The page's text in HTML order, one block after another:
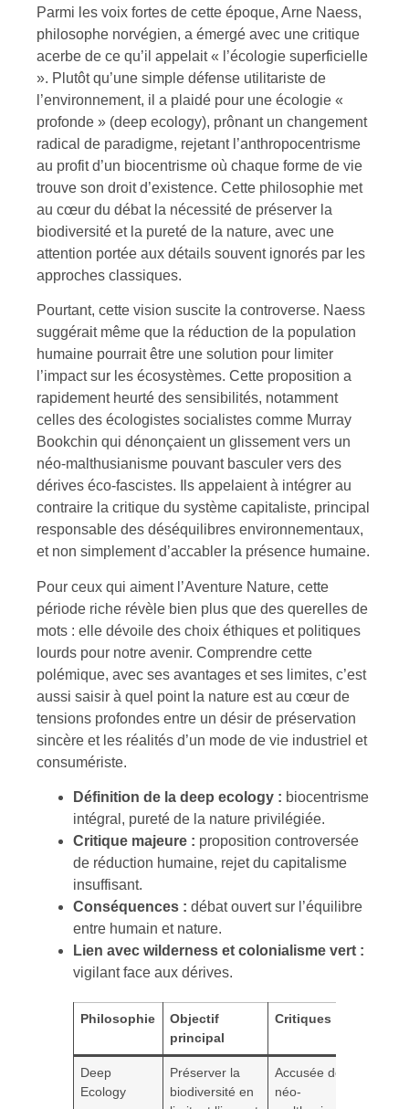
Parmi les voix fortes de cette époque, Arne Naess,
philosophe norvégien, a émergé avec une critique
acerbe de ce qu’il appelait « l’écologie superficielle
». Plutôt qu’une simple défense utilitariste de
l’environnement, il a plaidé pour une écologie «
profonde » (deep ecology), prônant un changement
radical de paradigme, rejetant l’anthropocentrisme
au profit d’un biocentrisme où chaque forme de vie
trouve son droit d’existence. Cette philosophie met
au cœur du débat la nécessité de préserver la
biodiversité et la pureté de la nature, avec une
attention portée aux détails souvent ignorés par les
approches classiques.
Pourtant, cette vision suscite la controverse. Naess
suggérait même que la réduction de la population
humaine pourrait être une solution pour limiter
l’impact sur les écosystèmes. Cette proposition a
rapidement heurté des sensibilités, notamment
celles des écologistes socialistes comme Murray
Bookchin qui dénonçaient un glissement vers un
néo-malthusianisme pouvant basculer vers des
dérives éco-fascistes. Ils appelaient à intégrer au
contraire la critique du système capitaliste, principal
responsable des déséquilibres environnementaux,
et non simplement d’accabler la présence humaine.
Pour ceux qui aiment l’Aventure Nature, cette
période riche révèle bien plus que des querelles de
mots : elle dévoile des choix éthiques et politiques
lourds pour notre avenir. Comprendre cette
polémique, avec ses avantages et ses limites, c’est
aussi saisir à quel point la nature est au cœur de
tensions profondes entre un désir de préservation
sincère et les réalités d’un mode de vie industriel et
consumériste.
Définition de la deep ecology : biocentrisme
intégral, pureté de la nature privilégiée.
Critique majeure : proposition controversée
de réduction humaine, rejet du capitalisme
insuffisant.
Conséquences : débat ouvert sur l’équilibre
entre humain et nature.
Lien avec wilderness et colonialisme vert :
vigilant face aux dérives.
Philosophie
Objectif
principal
Critiques
Deep
Ecology
Préserver la
biodiversité en
Accusée de
néo-